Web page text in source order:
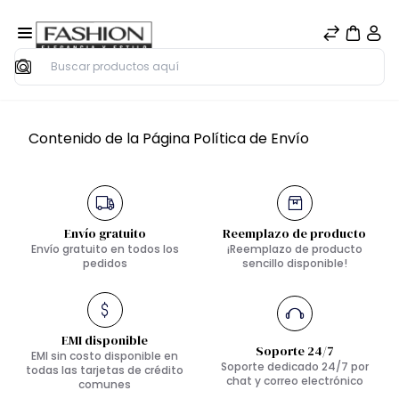
Buscar
Contenido de la Página Política de Envío
Envío gratuito
Envío gratuito en todos los
pedidos
Reemplazo de producto
¡Reemplazo de producto
sencillo disponible!
EMI disponible
EMI sin costo disponible en
todas las tarjetas de crédito
comunes
Soporte 24/7
Soporte dedicado 24/7 por
chat y correo electrónico